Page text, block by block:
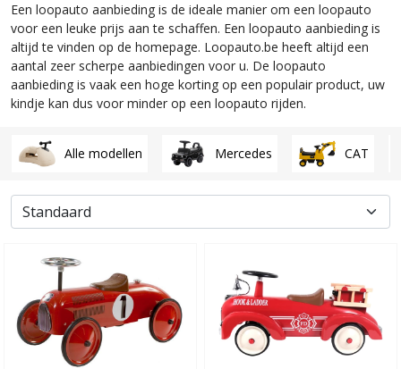
Een loopauto aanbieding is de ideale manier om een loopauto
voor een leuke prijs aan te schaffen. Een loopauto aanbieding is
altijd te vinden op de homepage. Loopauto.be heeft altijd een
aantal zeer scherpe aanbiedingen voor u. De loopauto
aanbieding is vaak een hoge korting op een populair product, uw
kindje kan dus voor minder op een loopauto rijden.
Alle modellen Mercedes CAT